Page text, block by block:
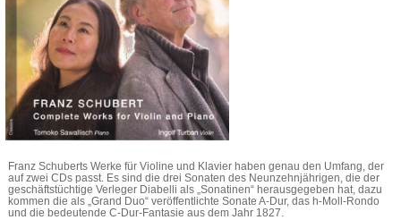
Franz Schuberts Werke für Violine und Klavier haben genau den Umfang, der
auf zwei CDs passt. Es sind die drei Sonaten des Neunzehnjährigen, die der
geschäftstüchtige Verleger Diabelli als „Sonatinen“ herausgegeben hat, dazu
kommen die als „Grand Duo“ veröffentlichte Sonate A-Dur, das h-Moll-Rondo
und die bedeutende C-Dur-Fantasie aus dem Jahr 1827.